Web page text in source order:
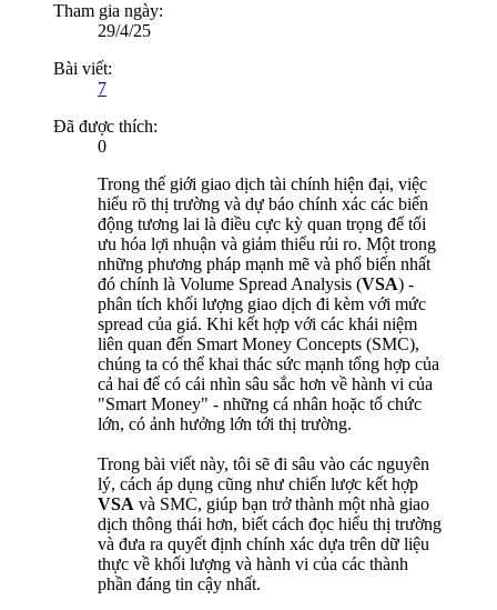
Tham gia ngày:
29/4/25
Bài viết:
7
Đã được thích:
0
Trong thế giới giao dịch tài chính hiện đại, việc
hiểu rõ thị trường và dự báo chính xác các biến
động tương lai là điều cực kỳ quan trọng để tối
ưu hóa lợi nhuận và giảm thiểu rủi ro. Một trong
những phương pháp mạnh mẽ và phổ biến nhất
đó chính là Volume Spread Analysis (VSA) -
phân tích khối lượng giao dịch đi kèm với mức
spread của giá. Khi kết hợp với các khái niệm
liên quan đến Smart Money Concepts (SMC),
chúng ta có thể khai thác sức mạnh tổng hợp của
cả hai để có cái nhìn sâu sắc hơn về hành vi của
"Smart Money" - những cá nhân hoặc tổ chức
lớn, có ảnh hưởng lớn tới thị trường.
Trong bài viết này, tôi sẽ đi sâu vào các nguyên
lý, cách áp dụng cũng như chiến lược kết hợp
VSA và SMC, giúp bạn trở thành một nhà giao
dịch thông thái hơn, biết cách đọc hiểu thị trường
và đưa ra quyết định chính xác dựa trên dữ liệu
thực về khối lượng và hành vi của các thành
phần đáng tin cậy nhất.